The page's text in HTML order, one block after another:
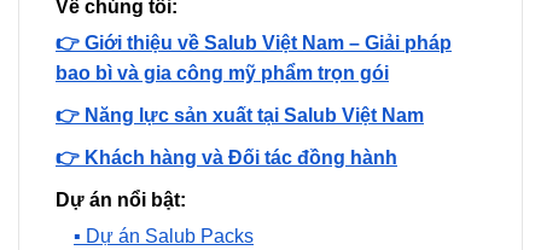
Về chúng tôi:
👉 Giới thiệu về Salub Việt Nam – Giải pháp
bao bì và gia công mỹ phẩm trọn gói
👉 Năng lực sản xuất tại Salub Việt Nam
👉 Khách hàng và Đối tác đồng hành
Dự án nổi bật:
▪️ Dự án Salub Packs